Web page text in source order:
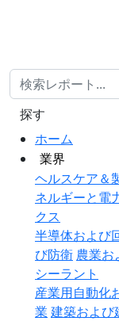
ホーム
業界
ヘルスケア＆
ネルギーと電
クス
半導体および
び防衛 農業お
シーラント
産業用自動化
業 建築および
探す